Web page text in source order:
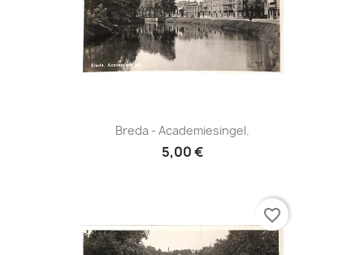
Breda - Academiesingel.
5,00 €
favorite_border